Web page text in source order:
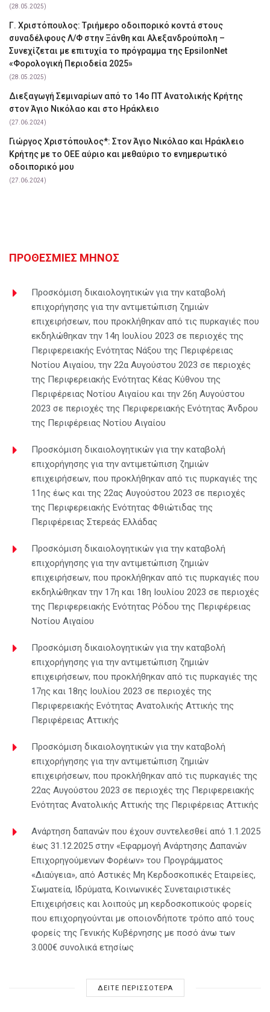
(28.05.2025)
Γ. Χριστόπουλος: Tριήμερο οδοιπορικό κοντά στους
συναδέλφους Λ/Φ στην Ξάνθη και Αλεξανδρούπολη –
Συνεχίζεται με επιτυχία το πρόγραμμα της EpsilonNet
«Φορολογική Περιοδεία 2025»
(28.05.2025)
Διεξαγωγή Σεμιναρίων από το 14ο ΠΤ Ανατολικής Κρήτης
στον Άγιο Νικόλαο και στο Ηράκλειο
(27.06.2024)
Γιώργος Χριστόπουλος*: Στον Άγιο Νικόλαο και Ηράκλειο
Κρήτης με το ΟΕΕ αύριο και μεθαύριο το ενημερωτικό
οδοιπορικό μου
(27.06.2024)
ΠΡΟΘΕΣΜΙΕΣ ΜΗΝΟΣ
Προσκόμιση δικαιολογητικών για την καταβολή
επιχορήγησης για την αντιμετώπιση ζημιών
επιχειρήσεων, που προκλήθηκαν από τις πυρκαγιές που
εκδηλώθηκαν την 14η Ιουλίου 2023 σε περιοχές της
Περιφερειακής Ενότητας Νάξου της Περιφέρειας
Νοτίου Αιγαίου, την 22α Αυγούστου 2023 σε περιοχές
της Περιφερειακής Ενότητας Κέας Κύθνου της
Περιφέρειας Νοτίου Αιγαίου και την 26η Αυγούστου
2023 σε περιοχές της Περιφερειακής Ενότητας Άνδρου
της Περιφέρειας Νοτίου Αιγαίου
Προσκόμιση δικαιολογητικών για την καταβολή
επιχορήγησης για την αντιμετώπιση ζημιών
επιχειρήσεων, που προκλήθηκαν από τις πυρκαγιές της
11ης έως και της 22ας Αυγούστου 2023 σε περιοχές
της Περιφερειακής Ενότητας Φθιώτιδας της
Περιφέρειας Στερεάς Ελλάδας
Προσκόμιση δικαιολογητικών για την καταβολή
επιχορήγησης για την αντιμετώπιση ζημιών
επιχειρήσεων, που προκλήθηκαν από τις πυρκαγιές που
εκδηλώθηκαν την 17η και 18η Ιουλίου 2023 σε περιοχές
της Περιφερειακής Ενότητας Ρόδου της Περιφέρειας
Νοτίου Αιγαίου
Προσκόμιση δικαιολογητικών για την καταβολή
επιχορήγησης για την αντιμετώπιση ζημιών
επιχειρήσεων, που προκλήθηκαν από τις πυρκαγιές της
17ης και 18ης Ιουλίου 2023 σε περιοχές της
Περιφερειακής Ενότητας Ανατολικής Αττικής της
Περιφέρειας Αττικής
Προσκόμιση δικαιολογητικών για την καταβολή
επιχορήγησης για την αντιμετώπιση ζημιών
επιχειρήσεων, που προκλήθηκαν από τις πυρκαγιές της
22ας Αυγούστου 2023 σε περιοχές της Περιφερειακής
Ενότητας Ανατολικής Αττικής της Περιφέρειας Αττικής
Ανάρτηση δαπανών που έχουν συντελεσθεί από 1.1.2025
έως 31.12.2025 στην «Εφαρμογή Ανάρτησης Δαπανών
Επιχορηγούμενων Φορέων» του Προγράμματος
«Διαύγεια», από Αστικές Μη Κερδοσκοπικές Εταιρείες,
Σωματεία, Ιδρύματα, Κοινωνικές Συνεταιριστικές
Επιχειρήσεις και λοιπούς μη κερδοσκοπικούς φορείς
που επιχορηγούνται με οποιονδήποτε τρόπο από τους
φορείς της Γενικής Κυβέρνησης με ποσό άνω των
3.000€ συνολικά ετησίως
ΔΕΙΤΕ ΠΕΡΙΣΣΟΤΕΡΑ